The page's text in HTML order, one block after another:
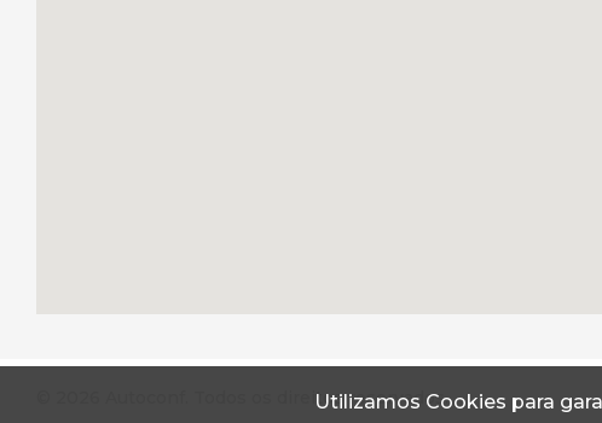
Utilizamos Cookies para
© 2026 Autoconf. Todos os direitos reservados.